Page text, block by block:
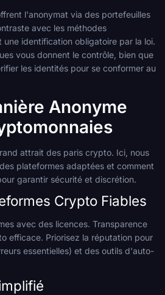
l'anonymat via des portefeuilles
avec les méthodes
identification obligatoire par la loi.
vous donnent le contrôle, bien que
les identités pour se conformer au
Anonyme
attrait des paris crypto. Ici, nous
plateformes adaptées et comment
garantir sécurité et discrétion.
Crypto Fiables
avec des licences. Transparence
efficace. Priorisez la réputation pour
essentielles) et des outils d'auto-